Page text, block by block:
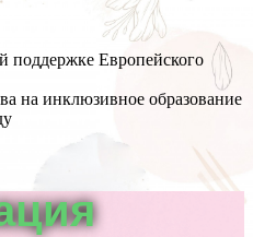
поддержке Европейского
на инклюзивное образование